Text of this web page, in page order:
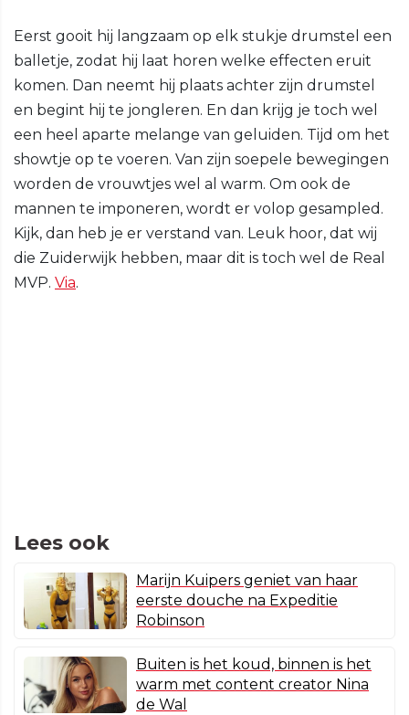
Eerst gooit hij langzaam op elk stukje drumstel een
balletje, zodat hij laat horen welke effecten eruit
komen. Dan neemt hij plaats achter zijn drumstel
en begint hij te jongleren. En dan krijg je toch wel
een heel aparte melange van geluiden. Tijd om het
showtje op te voeren. Van zijn soepele bewegingen
worden de vrouwtjes wel al warm. Om ook de
mannen te imponeren, wordt er volop gesampled.
Kijk, dan heb je er verstand van. Leuk hoor, dat wij
die Zuiderwijk hebben, maar dit is toch wel de Real
MVP. Via.
Lees ook
Marijn Kuipers geniet van haar
eerste douche na Expeditie
Robinson
Buiten is het koud, binnen is het
warm met content creator Nina
de Wal